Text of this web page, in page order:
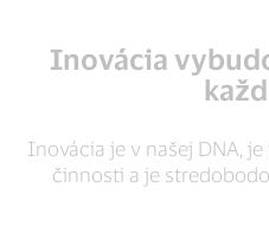
Inovácia
Inovácia je v našej DNA,
činnosti a je